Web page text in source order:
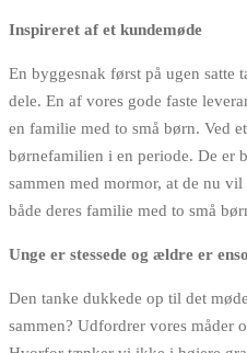
Inspireret af et kundemøde
En byggesnak først på ugen satte
dele. En af vores gode faste
en familie med to små børn. Ved
børnefamilien i en periode. De er
sammen med mormor, at de nu
både deres familie med to små
Unge er stessede og ældre er
Den tanke dukkede op til det
sammen? Udfordrer vores måder